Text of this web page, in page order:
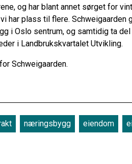
og har blant annet sørget for
har plass til flere.
i Oslo sentrum, og samtidig ta
i Landbrukskvartalet Utvikling.
Schweigaarden.
næringsbygg eiendom